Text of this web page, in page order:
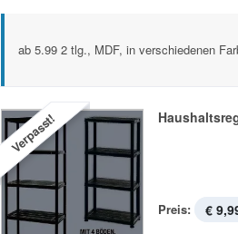
ab 5.99 2 tlg., MDF, in verschiedenen
Verpasst!
Preis: €